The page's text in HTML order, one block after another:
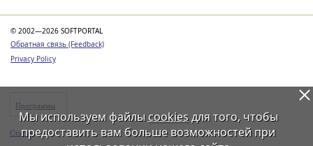
© 2002—2026 SOFTPORTAL
Обратная связь (Feedback)
Privacy Policy
Программы
Статьи
Мы используем файлы cookiesдля того, чтобы
предоставить вам больше возможностей при